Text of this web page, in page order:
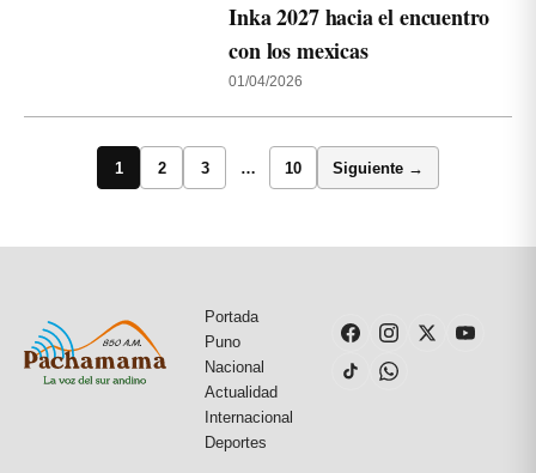
Inka 2027 hacia el encuentro
con los mexicas
01/04/2026
1 2 3 … 10 Siguiente →
Portada
Puno
Nacional
Actualidad
Internacional
Deportes